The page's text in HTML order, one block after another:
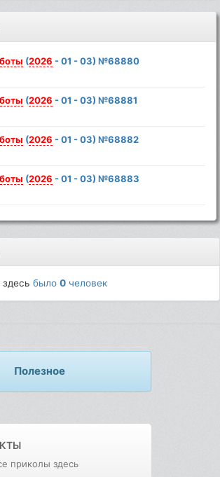
(2026 - 01 - 03) №68880
(2026 - 01 - 03) №68881
(2026 - 01 - 03) №68882
(2026 - 01 - 03) №68883
здесьбыло0 человек
Полезное
приколы здесь